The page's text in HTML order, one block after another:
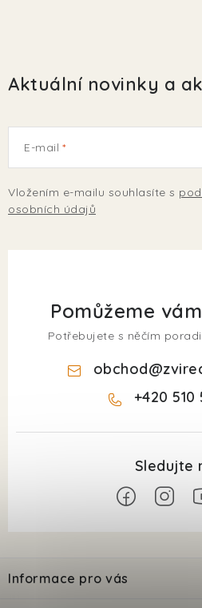
Aktuální novinky a
E-mail
Vložením e-mailu souhlasíte s
osobních údajů
Pomůžeme
Potřebujete s něčím
obchod@
+420 510
pInformace pro vás